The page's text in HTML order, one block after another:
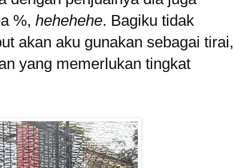
%, hehehehe. Bagiku tidak
akan aku gunakan sebagai tirai,
yang memerlukan tingkat